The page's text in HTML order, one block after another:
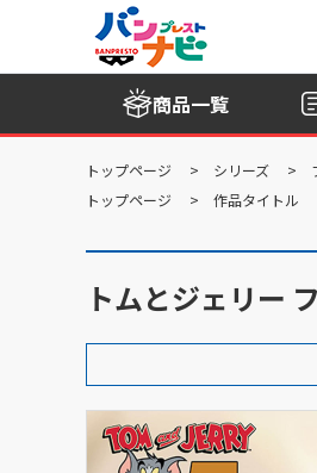
商品一覧
トップページ シリーズ
トップページ
作品タイトル
トムとジェリー